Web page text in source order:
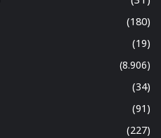
(180)
(19)
(8.906)
(34)
(91)
(227)